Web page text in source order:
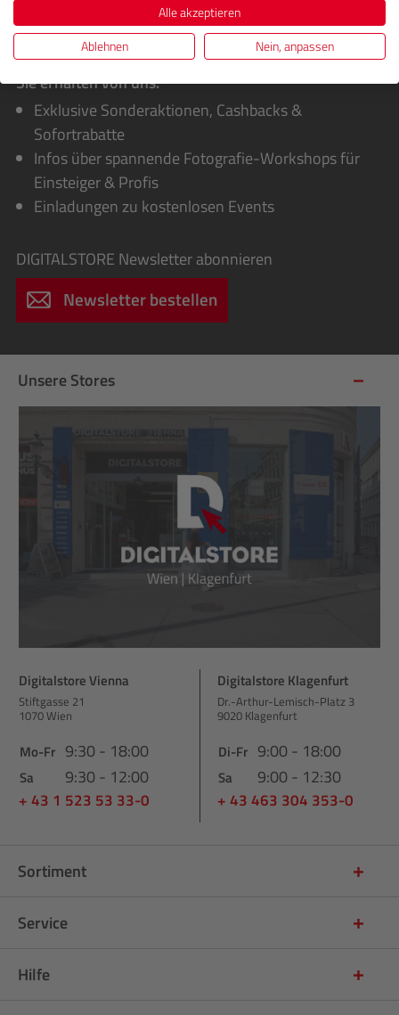
Sie erhalten von uns:
Exklusive Sonderaktionen, Cashbacks &
Sofortrabatte
Infos über spannende Fotografie-Workshops für
Einsteiger & Profis
Einladungen zu kostenlosen Events
DIGITALSTORE Newsletter abonnieren
Newsletter bestellen
Unsere Stores
Digitalstore Vienna
Stiftgasse 21
1070 Wien
Mo-Fr 9:30 - 18:00
Sa 9:30 - 12:00
+ 43 1 523 53 33-0
Digitalstore Klagenfurt
Dr.-Arthur-Lemisch-Platz 3
9020 Klagenfurt
Di-Fr 9:00 - 18:00
Sa 9:00 - 12:30
+ 43 463 304 353-0
Sortiment
Service
Hilfe
Alle akzeptieren
Ablehnen
Nein, anpassen